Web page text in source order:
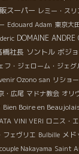
スーパー レミー・ス
Edouard Adam 東京大
DOMAINE ANDRE
橋社長 ソントル ボジ
フ・ジェローム・ジェグ
Ozono san リショー
・広尾 マドナ教会 オリ
Bien Boire en
VINI VERI ロニス・
フェヴリエ Bulbille メド
Nakayama Saint